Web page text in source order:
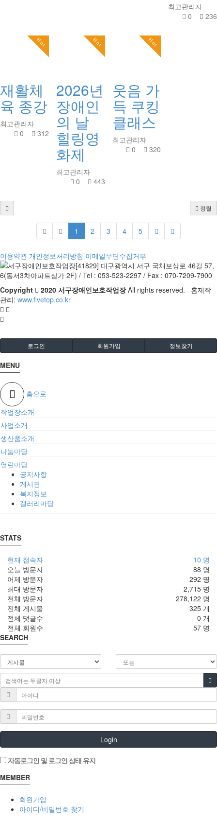
최고관리자
0
236
Hot
재활체
육 종강
최고관리자
0
312
Hot
2026년
장애인
의 날
힐링영
화제
최고관리자
0
443
Hot
웃음 가
득 쿠킹
클래스
최고관리자
0
320
정렬
1 2 3 4 5
이용약관 개인정보처리방침 이메일무단수집거부
[41829] 대구광역시 서구 국채보상로 46길 57,
6(동서3차아파트상가 2F) / Tel : 053-523-2297 / Fax : 070-7209-7900
Copyright
2020 서구장애인보호작업장All rights reserved. 홈제작
관리: www.fivetop.co.kr
로그인 회원가입 정보찾기
MENU
홈으로
작업장소개
사업소개
생산품소개
나눔마당
열린마당
공지사항
게시판
복지정보
갤러리마당
STATS
10 명
현재 접속자
88 명
오늘 방문자
292 명
어제 방문자
2,715 명
최대 방문자
278,122 명
전체 방문자
325 개
전체 게시물
0 개
전체 댓글수
57 명
전체 회원수
SEARCH
Login
자동로그인 및 로그인 상태 유지
MEMBER
회원가입
아이디/비밀번호 찾기